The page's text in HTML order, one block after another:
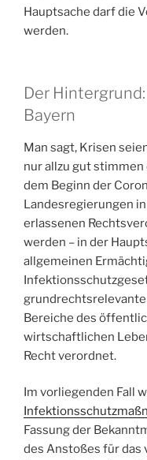
Hauptsache darf die
werden.
Der
Bayern
Man sagt, Krisen
nur allzu gut
dem Beginn der
Landesregierungen
erlassenen
werden – in der
allgemeinen
grundrechtsrelevante
Bereiche des
wirtschaftlichen
Recht verordnet.
Im vorliegenden Fall
Fassung der
des Anstoßes für das